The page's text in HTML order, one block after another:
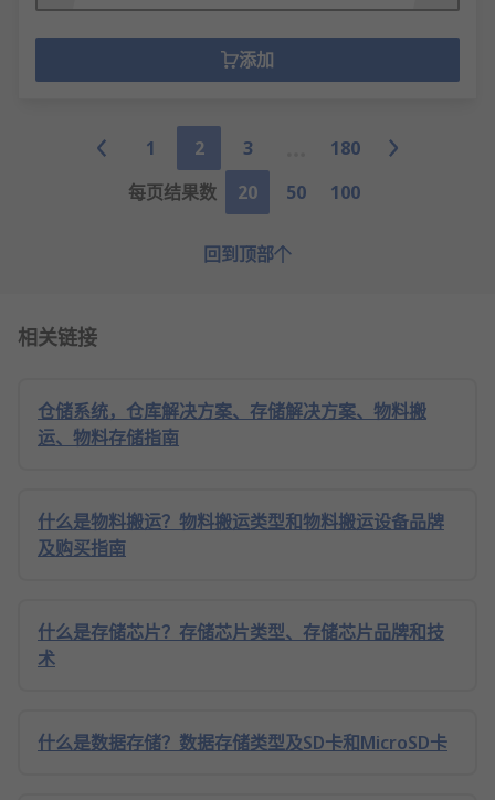
添加
1 2 3
180
每页结果数
20 50 100
回到顶部
相关链接
仓储系统，仓库解决方案、存储解决方案、物料搬
运、物料存储指南
什么是物料搬运？物料搬运类型和物料搬运设备品牌
及购买指南
什么是存储芯片？存储芯片类型、存储芯片品牌和技
术
什么是数据存储？数据存储类型及SD卡和MicroSD卡